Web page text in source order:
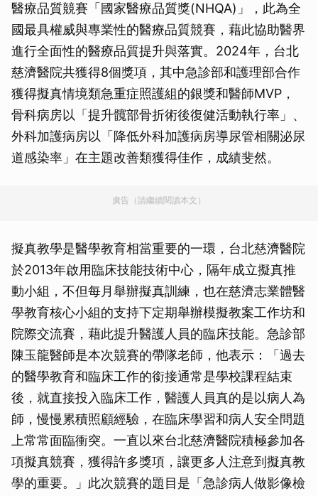
醫療品質競賽「國家醫療品質獎(NHQA)」，此為全
國最具權威與專業性的醫療品質競賽，藉此協助醫界
進行全面性的醫療品質提升與落實。2024年，台北
慈濟醫院共獲得8個獎項，其中急診部和護理部合作
獲得擬真情境類急重症照護組的銀獎和醫師MVP，
骨科病房以「提升髖部骨折術後復健活動執行率」、
外科加護病房以「降低外科加護病房導尿管相關泌尿
道感染率」在主題改善類獲得佳作，成績斐然。
廣告（請繼續閱讀本文）
擬真教學是醫學教育相當重要的一環，台北慈濟醫院
於2013年啟用臨床技能技術中心，隔年成立擬真推
動小組，不但每月舉辦擬真訓練，也在慈濟志業體醫
學教育核心小組的支持下定期舉辦模擬教案工作坊和
院際交流賽，藉此提升醫護人員的臨床技能。急診部
陳玉龍醫師是本次競賽的帶隊老師，他表示：「過去
的醫學教育和臨床工作的銜接通常是學校課程結束
後，就直接投入臨床工作，醫護人員真的是以病人為
師，慢慢累積照顧經驗，在臨床學習和病人安全問題
上常常面臨衝突。一直以來台北慈濟醫院積極參加各
項擬真競賽，獲得許多獎項，讓更多人注意到擬真教
學的重要。」此次競賽的題目是「急診病人做影像檢